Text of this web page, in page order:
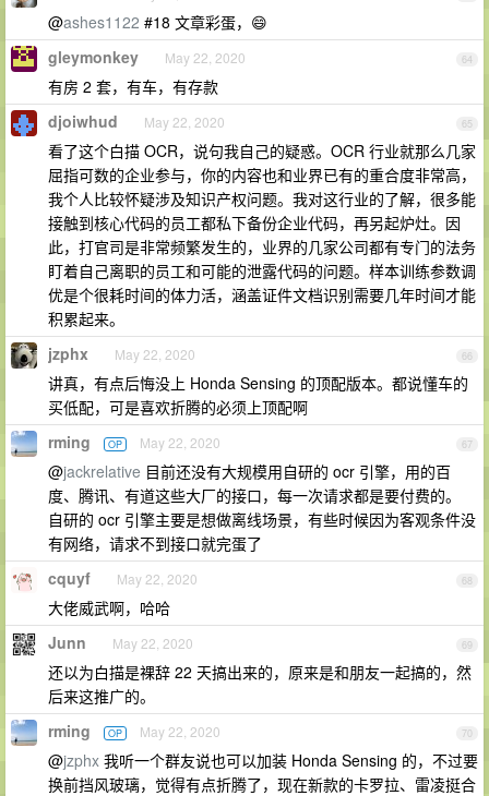
@ashes1122 #18 文章彩蛋，😄
64
gleymonkey May 22, 2020
有房 2 套，有车，有存款
65
djoiwhud May 22, 2020
看了这个白描 OCR，说句我自己的疑惑。OCR 行业就那么几家
屈指可数的企业参与，你的内容也和业界已有的重合度非常高，
我个人比较怀疑涉及知识产权问题。我对这行业的了解，很多能
接触到核心代码的员工都私下备份企业代码，再另起炉灶。因
此，打官司是非常频繁发生的，业界的几家公司都有专门的法务
盯着自己离职的员工和可能的泄露代码的问题。样本训练参数调
优是个很耗时间的体力活，涵盖证件文档识别需要几年时间才能
积累起来。
66
jzphx May 22, 2020
讲真，有点后悔没上 Honda Sensing 的顶配版本。都说懂车的
买低配，可是喜欢折腾的必须上顶配啊
67
rming OP May 22, 2020
@jackrelative 目前还没有大规模用自研的 ocr 引擎，用的百
度、腾讯、有道这些大厂的接口，每一次请求都是要付费的。
自研的 ocr 引擎主要是想做离线场景，有些时候因为客观条件没
有网络，请求不到接口就完蛋了
68
cquyf May 22, 2020
大佬威武啊，哈哈
69
Junn May 22, 2020
还以为白描是裸辞 22 天搞出来的，原来是和朋友一起搞的，然
后来这推广的。
70
rming OP May 22, 2020
@jzphx 我听一个群友说也可以加装 Honda Sensing 的，不过要
换前挡风玻璃，觉得有点折腾了，现在新款的卡罗拉、雷凌挺合